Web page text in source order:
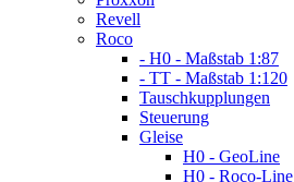
Revell
Roco
- H0 - Maßstab 1:87
- TT - Maßstab 1:120
Tauschkupplungen
Steuerung
Gleise
H0 - GeoLine
H0 - Roco-Line